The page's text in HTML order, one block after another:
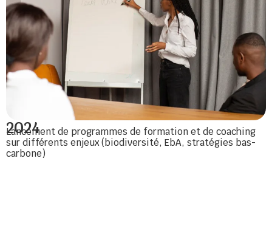
2024
Lancement de programmes de formation et de coaching
sur différents enjeux (biodiversité, EbA, stratégies bas-
carbone)